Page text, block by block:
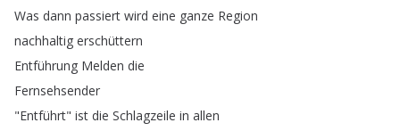
Was dann passiert wird eine ganze Region
nachhaltig erschüttern
Entführung Melden die
Fernsehsender
"Entführt" ist die Schlagzeile in allen